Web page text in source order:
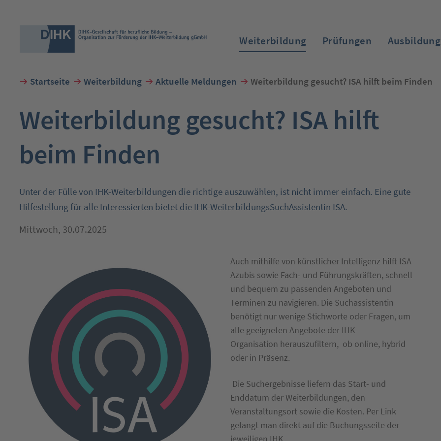
Weiterbildung Prüfungen Ausbildung
Suchbegriff eingeben
Startseite Weiterbildung Aktuelle Meldungen Weiterbildung gesucht? ISA hilft beim Finden
Weiterbildung gesucht? ISA hilft
beim Finden
Unter der Fülle von IHK-Weiterbildungen die richtige auszuwählen, ist nicht immer einfach. Eine gute
Hilfestellung für alle Interessierten bietet die IHK-WeiterbildungsSuchAssistentin ISA.
Mittwoch, 30.07.2025
Auch mithilfe von künstlicher Intelligenz hilft ISA
Azubis sowie Fach- und Führungskräften, schnell
und bequem zu passenden Angeboten und
Terminen zu navigieren. Die Suchassistentin
benötigt nur wenige Stichworte oder Fragen, um
alle geeigneten Angebote der IHK-
Organisation herauszufiltern, ob online, hybrid
oder in Präsenz.
Die Suchergebnisse liefern das Start- und
Enddatum der Weiterbildungen, den
Veranstaltungsort sowie die Kosten. Per Link
gelangt man direkt auf die Buchungsseite der